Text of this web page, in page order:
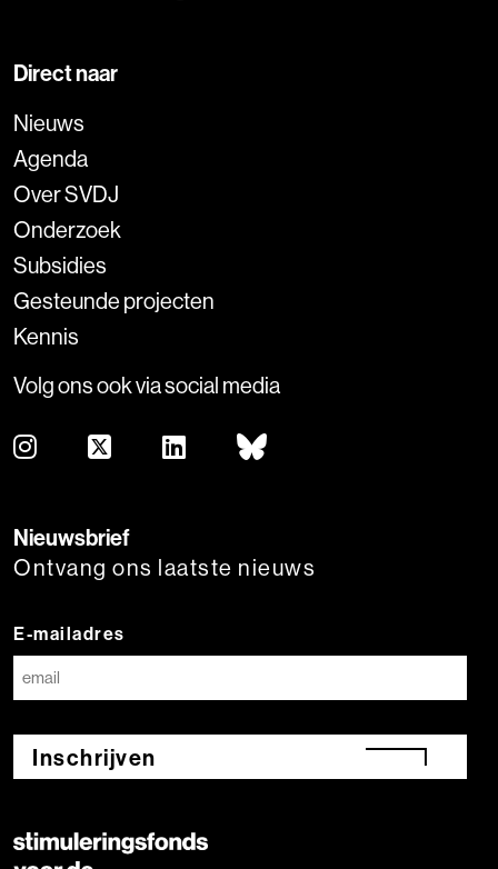
Direct naar
Nieuws
Agenda
Over SVDJ
Onderzoek
Subsidies
Gesteunde projecten
Kennis
Volg ons ook via social media
Nieuwsbrief
Ontvang ons laatste nieuws
E-mailadres
Inschrijven